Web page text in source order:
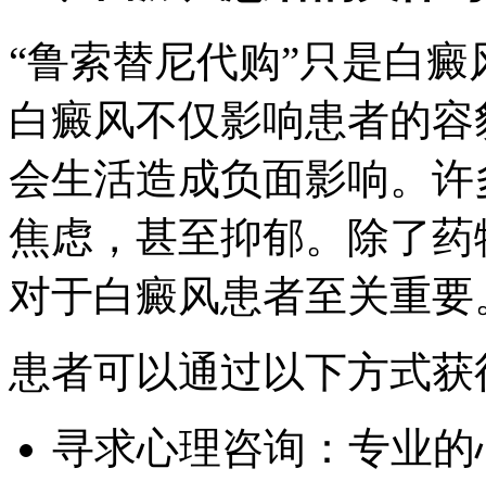
“鲁索替尼代购”只是白
白癜风不仅影响患者的
会生活造成负面影响。
焦虑，甚至抑郁。除了
对于白癜风患者至关重要
患者可以通过以下方式
寻求心理咨询：专业